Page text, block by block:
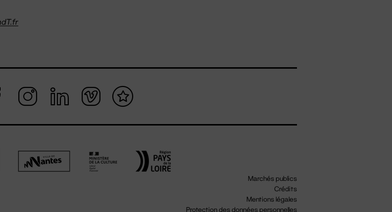
Marchés publics
Crédits
Mentions légales
Protection des données personnelles